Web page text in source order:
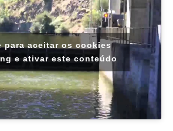
para aceitar os cookies
e ativar este conteúdo